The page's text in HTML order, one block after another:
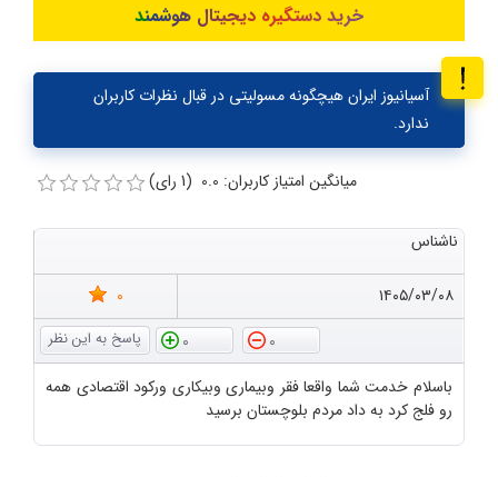
خرید دستگیره دیجیتال هوشمند
آسیانیوز ایران هیچگونه مسولیتی در قبال نظرات کاربران
ندارد.
میانگین امتیاز کاربران: 0.0 (1 رای)
ناشناس
۱۴۰۵/۰۳/۰۸
0
0
0
باسلام خدمت شما واقعا فقر وبیماری وبیکاری ورکود اقتصادی همه
رو فلج کرد به داد مردم بلوچستان برسید